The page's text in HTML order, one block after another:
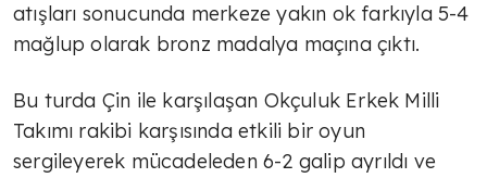
atışları sonucunda merkeze yakın ok farkıyla 5-4
mağlup olarak bronz madalya maçına çıktı.
Bu turda Çin ile karşılaşan Okçuluk Erkek Milli
Takımı rakibi karşısında etkili bir oyun
sergileyerek mücadeleden 6-2 galip ayrıldı ve